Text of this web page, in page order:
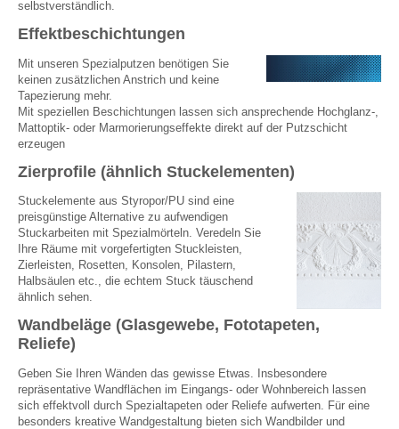
selbstverständlich.
Effektbeschichtungen
Mit unseren Spezialputzen benötigen Sie
keinen zusätzlichen Anstrich und keine
Tapezierung mehr.
Mit speziellen Beschichtungen lassen sich ansprechende Hochglanz-,
Mattoptik- oder Marmorierungseffekte direkt auf der Putzschicht
erzeugen
Zierprofile (ähnlich Stuckelementen)
Stuckelemente aus Styropor/PU sind eine
preisgünstige Alternative zu aufwendigen
Stuckarbeiten mit Spezialmörteln. Veredeln Sie
Ihre Räume mit vorgefertigten Stuckleisten,
Zierleisten, Rosetten, Konsolen, Pilastern,
Halbsäulen etc., die echtem Stuck täuschend
ähnlich sehen.
Wandbeläge (Glasgewebe, Fototapeten,
Reliefe)
Geben Sie Ihren Wänden das gewisse Etwas. Insbesondere
repräsentative Wandflächen im Eingangs- oder Wohnbereich lassen
sich effektvoll durch Spezialtapeten oder Reliefe aufwerten. Für eine
besonders kreative Wandgestaltung bieten sich Wandbilder und